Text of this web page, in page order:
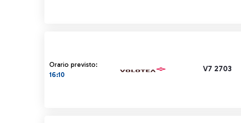
Orario previsto:
16:10
V7 2703